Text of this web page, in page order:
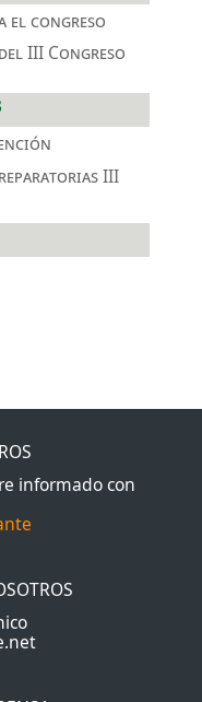
el congreso
III Congreso
III
informado con